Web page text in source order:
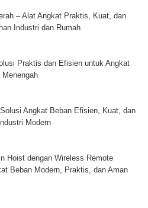
– Alat Angkat Praktis, Kuat, dan
Industri dan Rumah
Praktis dan Efisien untuk Angkat
Menengah
Angkat Beban Efisien, Kuat, dan
Modern
Hoist dengan Wireless Remote
Beban Modern, Praktis, dan Aman